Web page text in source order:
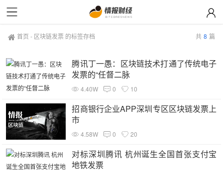
首页 - 区块链发票 的标签存档 共 8 篇
腾讯丁一愚：区块链技术打通了传统电子
发票的“任督二脉
4.40W 0 10
招商银行企业APP深圳专区区块链发票上
市
4.58W 0 20
对标深圳腾讯 杭州诞生全国首张支付宝
地铁发票